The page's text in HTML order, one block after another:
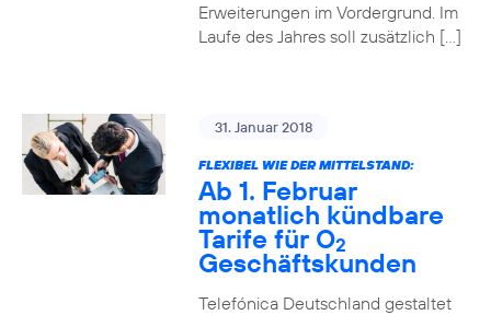
Erweiterungen im Vordergrund. Im
Laufe des Jahres soll zusätzlich […]
31. Januar 2018
FLEXIBEL WIE DER MITTELSTAND:
Ab 1. Februar
monatlich kündbare
Tarife für O2
Geschäftskunden
Telefónica Deutschland gestaltet